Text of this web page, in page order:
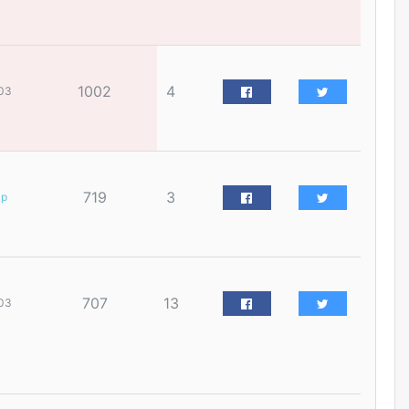
дурдлаа
Өмгөөлөгч Б.Оюунбилэг:
хууль хяналтын байгууллагаар
зогсоож, Арабын орнуудаас
1002 4
719 3
707 13